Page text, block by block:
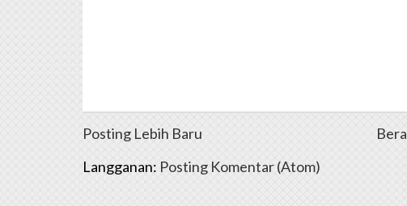
Posting Lebih Baru
Langganan: Posting Komentar (Atom)